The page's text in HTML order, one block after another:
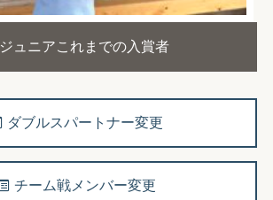
ジュニアこれまでの入賞者
ダブルスパートナー変更
チーム戦メンバー変更